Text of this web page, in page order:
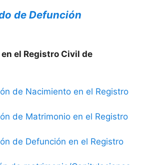
de Defunción
el Registro Civil de
de Nacimiento en el Registro
de Matrimonio en el Registro
de Defunción en el Registro